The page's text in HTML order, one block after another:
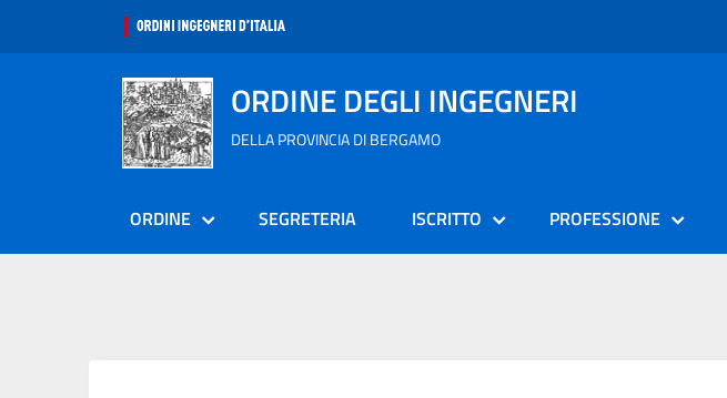
ORDINE DEGLI INGEGNERI
DELLA PROVINCIA DI BERGAMO
ORDINE SEGRETERIA ISCRITTO PROFESSIONE